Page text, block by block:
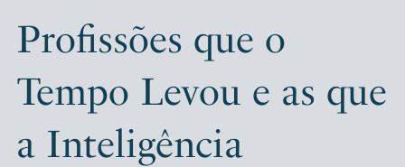
Profissões que o
Tempo Levou e as que
a Inteligência